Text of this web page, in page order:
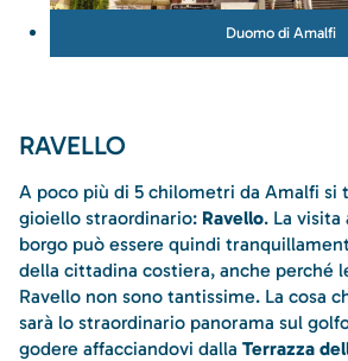
Duomo di Amalfi
RAVELLO
A poco più di 5 chilometri da Amalfi si
gioiello straordinario: Ravello. La
borgo può essere quindi
della cittadina costiera, anche perché
Ravello non sono tantissime. La cosa
sarà lo straordinario panorama sul
godere affacciandovi dalla Terrazza